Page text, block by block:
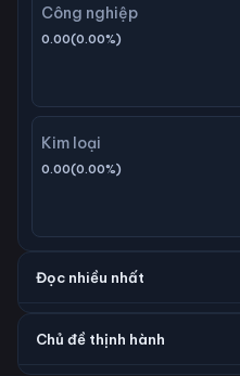
Công nghiệp
0.00(0.00%)
Kim loại
0.00(0.00%)
Đọc nhiều nhất
Chủ đề thịnh hành